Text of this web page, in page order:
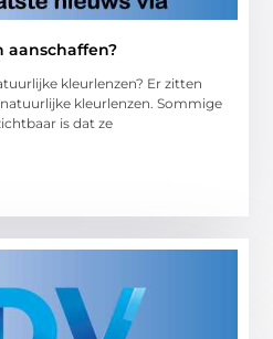
aanschaffen?
kleurlenzen? Er zitten
kleurlenzen. Sommige
is dat ze